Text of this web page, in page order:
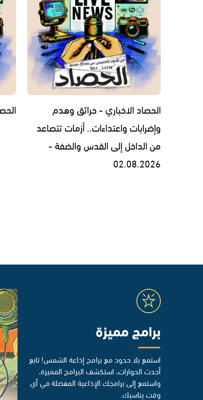
الحصاد الاخباري - حرائق وهدم
وإضرابات واعتداءات.. أزمات تتصاعد
من الداخل إلى القدس والضفة -
02.08.2026
برامج مميزة
استمع بلا حدود مع برامج إذاعة الشمس! تابع
أحدث الحوارات، استكشف البرامج المميزة،
واستمع إلى برامجك الإذاعية المفضلة في أي
وقت يناسبك.